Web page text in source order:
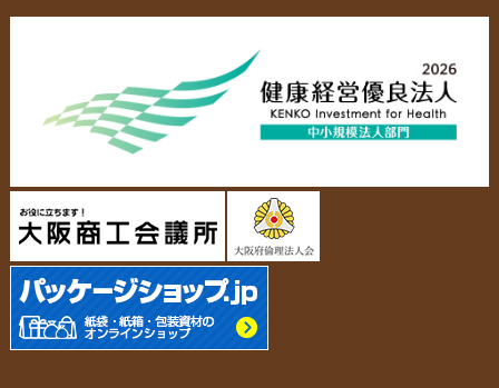
スタッフ紹介 採用情報
当社の協力工場の設備紹介
個人情報の取扱について
ペーパーレザーバッグ 米袋
カタログ/パンフレット
スタンド
アクセサリー・
ジュエリーボックス
名刺箱